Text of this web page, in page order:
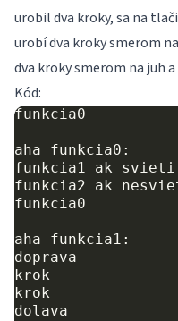
urobil dva kroky, sa na
urobí dva kroky smerom
dva kroky smerom na juh
Kód:
funkcia0
aha funkcia0:
funkcia1 ak svieti
funkcia2 ak
funkcia0
aha funkcia1:
doprava
krok
krok
dolava